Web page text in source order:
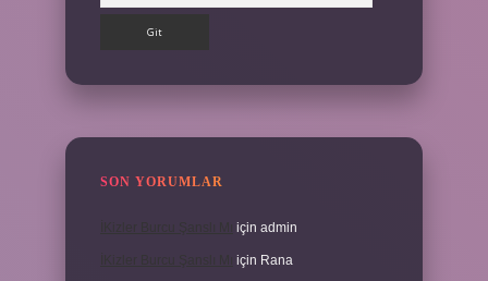
SON YORUMLAR
için admin
için Rana